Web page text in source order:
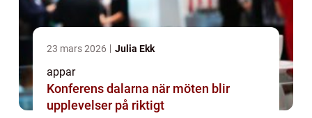
23 mars 2026 Julia Ekk
appar
Konferens dalarna när möten blir
upplevelser på riktigt